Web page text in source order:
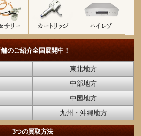
舗のご紹介全国展開中！
東北地方
中部地方
中国地方
九州・沖縄地方
3つの買取方法